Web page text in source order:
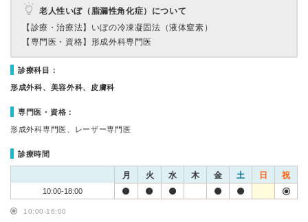
老人性いぼ（脂漏性角化症）について
【診療・治療法】 いぼの冷凍凝固法（液体窒素）
【専門医・資格】 形成外科専門医
診療科目：
形成外科、美容外科、皮膚科
専門医・資格：
形成外科専門医、レーザー専門医
診療時間
月 火 水 木 金 土 日 祝
10:00-18:00
10:00-16:00